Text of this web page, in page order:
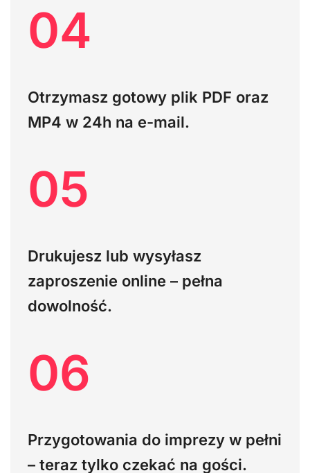
04
Otrzymasz gotowy plik PDF oraz
MP4 w 24h na e-mail.
05
Drukujesz lub wysyłasz
zaproszenie online – pełna
dowolność.
06
Przygotowania do imprezy w pełni
– teraz tylko czekać na gości.